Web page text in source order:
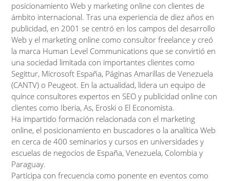
posicionamiento Web y marketing online con clientes de
ámbito internacional. Tras una experiencia de diez años en
publicidad, en 2001 se centró en los campos del desarrollo
Web y el marketing online como consultor freelance y creó
la marca Human Level Communications que se convirtió en
una sociedad limitada con importantes clientes como
Segittur, Microsoft España, Páginas Amarillas de Venezuela
(CANTV) o Peugeot. En la actualidad, lidera un equipo de
quince consultores expertos en SEO y publicidad online con
clientes como Iberia, As, Eroski o El Economista.
Ha impartido formación relacionada con el marketing
online, el posicionamiento en buscadores o la analítica Web
en cerca de 400 seminarios y cursos en universidades y
escuelas de negocios de España, Venezuela, Colombia y
Paraguay.
Participa con frecuencia como ponente en eventos como